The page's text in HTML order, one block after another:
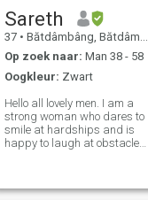
Sareth
37 • Bătdâmbâng, Bătdâmbâng, Cambodja
Op zoek naar: Man 38 - 58
Oogkleur: Zwart
Hello all lovely men. I am a
strong woman who dares to
smile at hardships and is
happy to laugh at obstacles.
to solve problems. I came